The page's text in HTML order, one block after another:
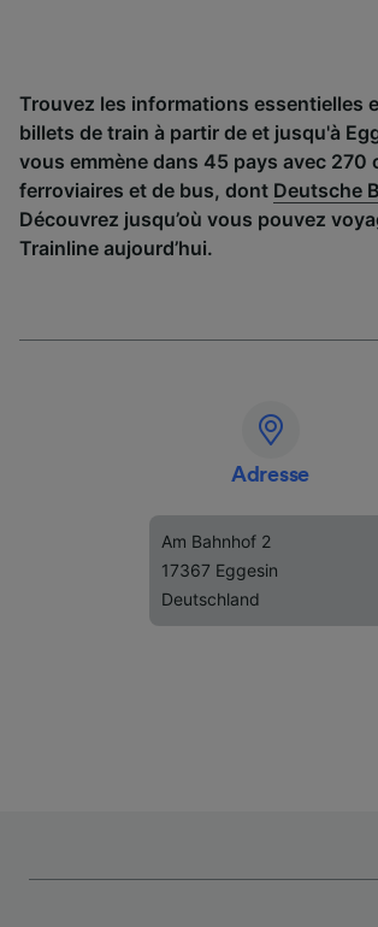
Trouvez les informations essentielles
billets de train à partir de et jusqu'à
vous emmène dans 45 pays avec 270
ferroviaires et de bus, dont Deutsche
Découvrez jusqu’où vous pouvez
Trainline aujourd’hui.
Adresse
Am Bahnhof 2
17367 Eggesin
Deutschland